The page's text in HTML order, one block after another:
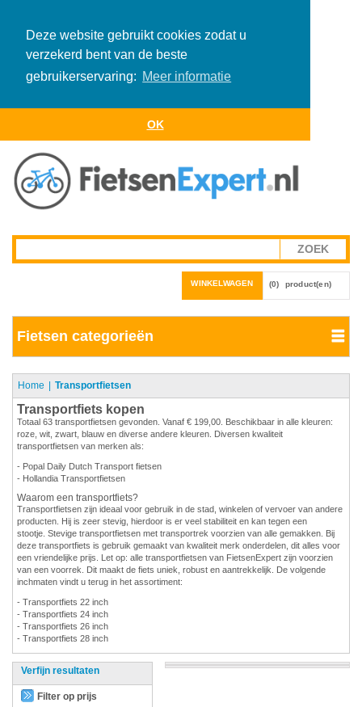
Deze website gebruikt cookies zodat u
verzekerd bent van de beste
gebruikerservaring: Meer informatie
OK
WINKELWAGEN (0) product(en)
Fietsen categorieën
Home Transportfietsen
Transportfiets kopen
Totaal 63 transportfietsen gevonden. Vanaf € 199,00. Beschikbaar in alle kleuren:
roze, wit, zwart, blauw en diverse andere kleuren. Diversen kwaliteit
transportfietsen van merken als:
- Popal Daily Dutch Transport fietsen
- Hollandia Transportfietsen
Waarom een transportfiets?
Transportfietsen zijn ideaal voor gebruik in de stad, winkelen of vervoer van andere
producten. Hij is zeer stevig, hierdoor is er veel stabiliteit en kan tegen een
stootje. Stevige transportfietsen met transportrek voorzien van alle gemakken. Bij
deze transportfiets is gebruik gemaakt van kwaliteit merk onderdelen, dit alles voor
een vriendelijke prijs. Let op: alle transportfietsen van FietsenExpert zijn voorzien
van een voorrek. Dit maakt de fiets uniek, robust en aantrekkelijk. De volgende
inchmaten vindt u terug in het assortiment:
- Transportfiets 22 inch
- Transportfiets 24 inch
- Transportfiets 26 inch
- Transportfiets 28 inch
Verfijn resultaten
Filter op prijs